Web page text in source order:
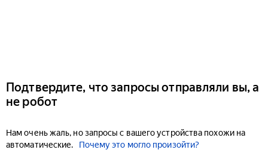
Подтвердите, что запросы отправляли вы, а
не робот
Нам очень жаль, но запросы с вашего устройства похожи на
автоматические.
Почему это могло произойти?